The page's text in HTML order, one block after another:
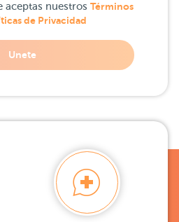
aceptas nuestros Términos
de Privacidad
Unete